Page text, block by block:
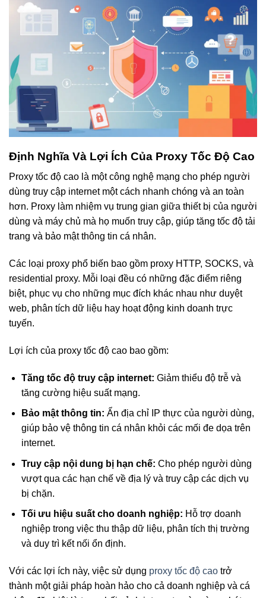
Định Nghĩa Và Lợi Ích Của Proxy Tốc Độ Cao
Proxy tốc độ cao là một công nghệ mạng cho phép người
dùng truy cập internet một cách nhanh chóng và an toàn
hơn. Proxy làm nhiệm vụ trung gian giữa thiết bị của người
dùng và máy chủ mà họ muốn truy cập, giúp tăng tốc độ tải
trang và bảo mật thông tin cá nhân.
Các loại proxy phổ biến bao gồm proxy HTTP, SOCKS, và
residential proxy. Mỗi loại đều có những đặc điểm riêng
biệt, phục vụ cho những mục đích khác nhau như duyệt
web, phân tích dữ liệu hay hoạt động kinh doanh trực
tuyến.
Lợi ích của proxy tốc độ cao bao gồm:
Tăng tốc độ truy cập internet: Giảm thiểu độ trễ và
tăng cường hiệu suất mạng.
Bảo mật thông tin: Ẩn địa chỉ IP thực của người dùng,
giúp bảo vệ thông tin cá nhân khỏi các mối đe dọa trên
internet.
Truy cập nội dung bị hạn chế: Cho phép người dùng
vượt qua các hạn chế về địa lý và truy cập các dịch vụ
bị chặn.
Tối ưu hiệu suất cho doanh nghiệp: Hỗ trợ doanh
nghiệp trong việc thu thập dữ liệu, phân tích thị trường
và duy trì kết nối ổn định.
Với các lợi ích này, việc sử dụng proxy tốc độ cao trở
thành một giải pháp hoàn hảo cho cả doanh nghiệp và cá